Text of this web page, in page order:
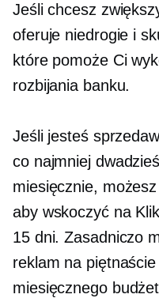
Jeśli chcesz
oferuje niedrogie i
które pomoże Ci
rozbijania banku.
Jeśli jesteś
co najmniej
miesięcznie,
aby wskoczyć na
15 dni. Zasadniczo
reklam na
miesięcznego